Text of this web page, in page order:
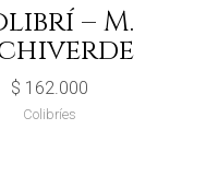
– M.
$ 162.000
Colibríes